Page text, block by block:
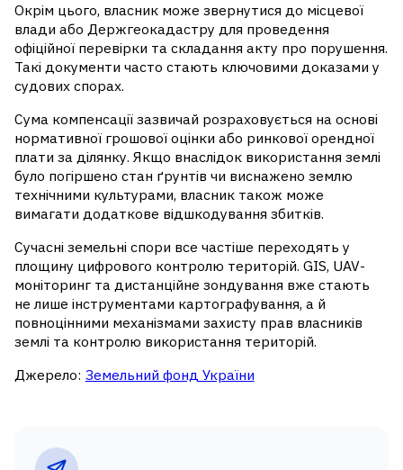
Окрім цього, власник може звернутися до місцевої
влади або Держгеокадастру для проведення
офіційної перевірки та складання акту про порушення.
Такі документи часто стають ключовими доказами у
судових спорах.
Сума компенсації зазвичай розраховується на основі
нормативної грошової оцінки або ринкової орендної
плати за ділянку. Якщо внаслідок використання землі
було погіршено стан ґрунтів чи виснажено землю
технічними культурами, власник також може
вимагати додаткове відшкодування збитків.
Сучасні земельні спори все частіше переходять у
площину цифрового контролю територій. GIS, UAV-
моніторинг та дистанційне зондування вже стають
не лише інструментами картографування, а й
повноцінними механізмами захисту прав власників
землі та контролю використання територій.
Джерело: Земельний фонд України